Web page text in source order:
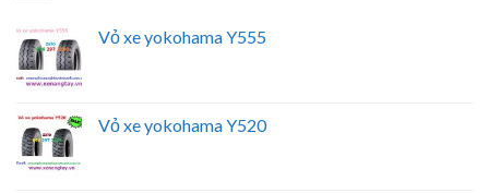
Vỏ xe yokohama Y555
Vỏ xe yokohama Y520